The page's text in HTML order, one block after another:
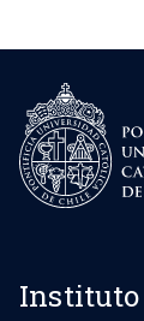
Instituto